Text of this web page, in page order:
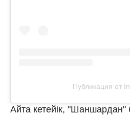
Публикация от
Айта кетейік, "Шаншардан"